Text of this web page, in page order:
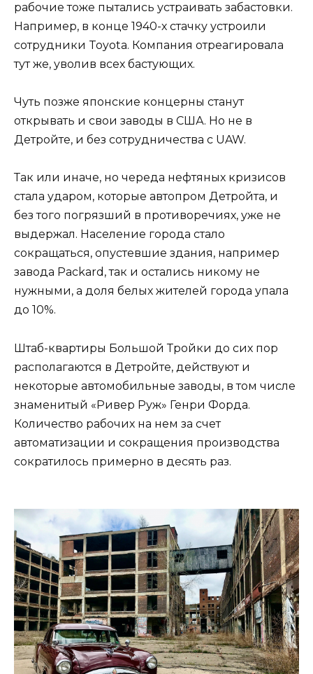
рабочие тоже пытались устраивать забастовки.
Например, в конце 1940-х стачку устроили
сотрудники Toyota. Компания отреагировала
тут же, уволив всех бастующих.
Чуть позже японские концерны станут
открывать и свои заводы в США. Но не в
Детройте, и без сотрудничества с UAW.
Так или иначе, но череда нефтяных кризисов
стала ударом, которые автопром Детройта, и
без того погрязший в противоречиях, уже не
выдержал. Население города стало
сокращаться, опустевшие здания, например
завода Packard, так и остались никому не
нужными, а доля белых жителей города упала
до 10%.
Штаб-квартиры Большой Тройки до сих пор
располагаются в Детройте, действуют и
некоторые автомобильные заводы, в том числе
знаменитый «Ривер Руж» Генри Форда.
Количество рабочих на нем за счет
автоматизации и сокращения производства
сократилось примерно в десять раз.